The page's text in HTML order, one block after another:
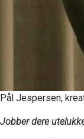
Pål Jespersen,
Jobber dere